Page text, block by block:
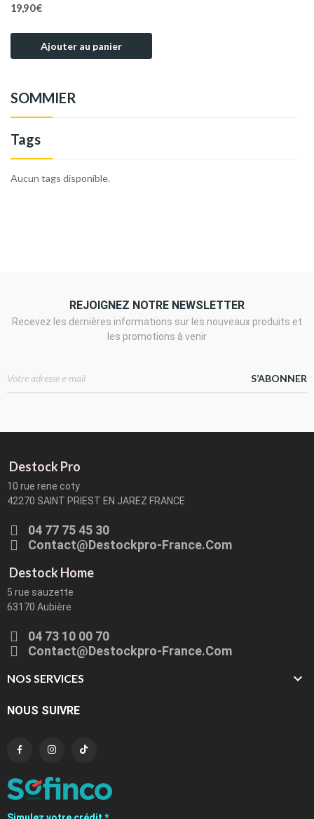
SOMMIER
Tags
Aucun tags disponible.
19,90 €
Ajouter au panier
REJOIGNEZ NOTRE NEWSLETTER
Recevez les dernières informations sur les nouveaux produits et
les promotions à venir
S’ABONNER
Destock Pro
10 rue rene coty
42270 SAINT PRIEST EN JAREZ FRANCE
04 77 75 45 30
Contact@destockpro-France.com
Destock Home
5 rue sauzette
63170 Aubière
04 73 10 00 70
Contact@destockpro-France.com
NOS SERVICES 
NOUS SUIVRE